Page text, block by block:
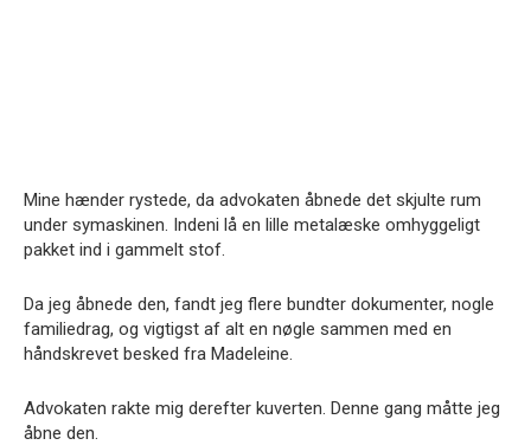
Mine hænder rystede, da advokaten åbnede det skjulte rum
under symaskinen. Indeni lå en lille metalæske omhyggeligt
pakket ind i gammelt stof.
Da jeg åbnede den, fandt jeg flere bundter dokumenter, nogle
familiedrag, og vigtigst af alt en nøgle sammen med en
håndskrevet besked fra Madeleine.
Advokaten rakte mig derefter kuverten. Denne gang måtte jeg
åbne den.